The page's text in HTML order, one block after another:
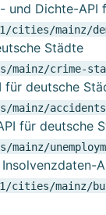
und Dichte-API
cities/mainz/
Städte
mainz/crime-
für deutsche
accidents
für deutsche
cities/mainz/